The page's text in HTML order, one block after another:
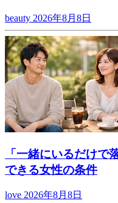
beauty 2026年8月8日
「一緒にいるだけで
できる女性の条件
love 2026年8月8日